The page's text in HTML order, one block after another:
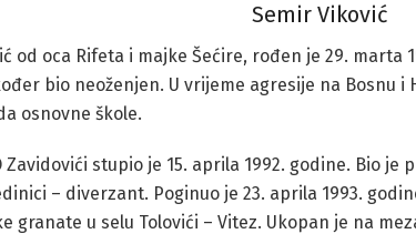
Semir Viković
od oca Rifeta i majke Šećire, rođen je 29. marta
bio neoženjen. U vrijeme agresije na Bosnu i
osnovne škole.
Zavidovići stupio je 15. aprila 1992. godine. Bio je
– diverzant. Poginuo je 23. aprila 1993.
granate u selu Tolovići – Vitez. Ukopan je na